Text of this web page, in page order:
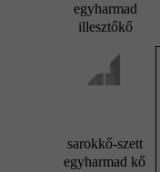
egyharmad
illesztőkő
sarokkő-szett
egyharmad kő